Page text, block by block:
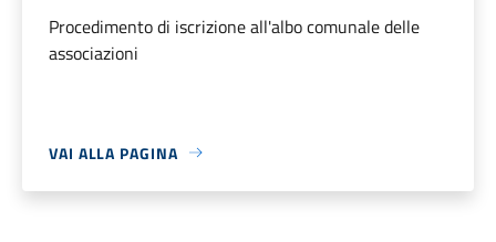
Procedimento di iscrizione all'albo comunale delle
associazioni
VAI ALLA PAGINA